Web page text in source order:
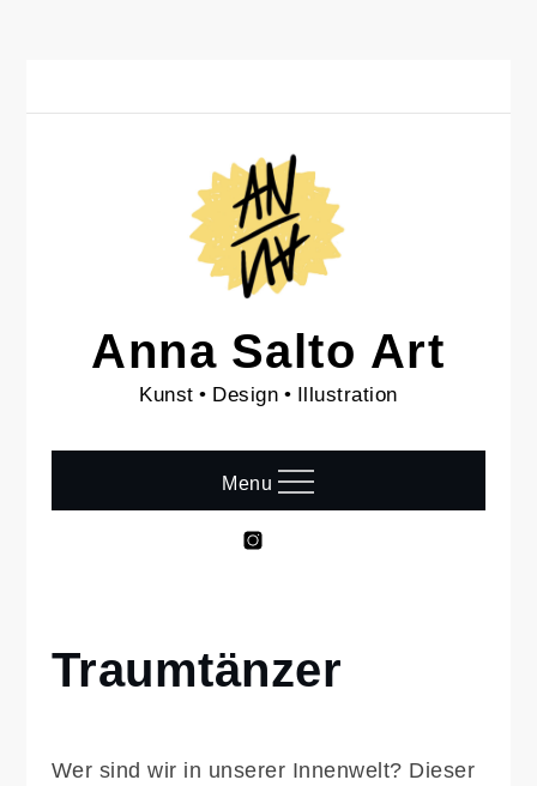
Anna Salto Art
Kunst • Design • Illustration
Menu
Anna
Home
Leinwand
Traumtänzer
Wer sind wir in unserer Innenwelt? Dieser